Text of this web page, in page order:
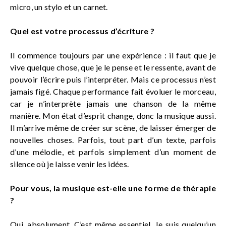
micro, un stylo et un carnet.
Quel est votre processus d’écriture ?
Il commence toujours par une expérience : il faut que je
vive quelque chose, que je le pense et le ressente, avant de
pouvoir l’écrire puis l’interpréter. Mais ce processus n’est
jamais figé. Chaque performance fait évoluer le morceau,
car je n’interprète jamais une chanson de la même
manière. Mon état d’esprit change, donc la musique aussi.
Il m’arrive même de créer sur scène, de laisser émerger de
nouvelles choses. Parfois, tout part d’un texte, parfois
d’une mélodie, et parfois simplement d’un moment de
silence où je laisse venir les idées.
Pour vous, la musique est-elle une forme de thérapie
?
Oui, absolument. C’est même essentiel. Je suis quelqu’un